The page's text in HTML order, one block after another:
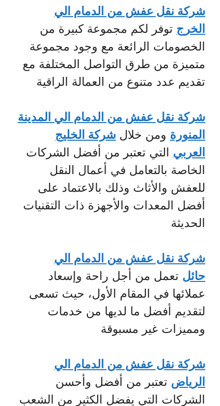
شركة نقل عفش من الدمام الي
الخرج توفر لكم مجموعة كبيرة من
الخصومات الرائعة مع وجود مجموعة
متميزة من طرق التواصل المختلفة مع
تقديم عدد متنوع من العمالة الراقية
شركة نقل عفش من الدمام الي المدينة
المنورة ومن خلال شركة الخليج
العربي التي تعتبر من أفضل الشركات
الخاصة بالتعامل في أعمال النقل
للعفش والأثاث وذلك بالاعتماد على
أفضل المعدات والأجهزة ذات التقنيات
الحديثة
شركة نقل عفش من الدمام الي
حائل تعمل من أجل راحة وإسعاد
عملائها في المقام الأول، حيث تسعى
لتقديم أفضل ما لديها من خدمات
ومميزات غير مسبوقة
شركة نقل عفش من الدمام الي
الرياض تعتبر من أفضل وأحسن
الشركات التي يفضل الكثير من الشعب